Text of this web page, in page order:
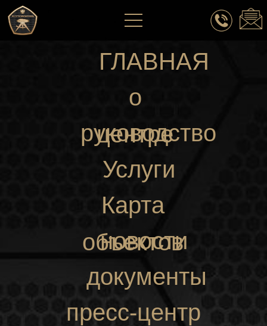
новости
руководство
Карта
объектов
ГЛАВНАЯ
пресс-центр
о
центре
документы
Услуги